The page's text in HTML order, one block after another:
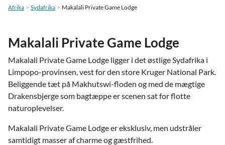
Afrika Sydafrika Makalali Private Game Lodge
Makalali Private Game Lodge
Makalali Private Game Lodge ligger i det østlige Sydafrika i
Limpopo-provinsen, vest for den store Kruger National Park.
Beliggende tæt på Makhutswi-floden og med de mægtige
Drakensbjerge som bagtæppe er scenen sat for flotte
naturoplevelser.
Makalali Private Game Lodge er eksklusiv, men udstråler
samtidigt masser af charme og gæstfrihed.